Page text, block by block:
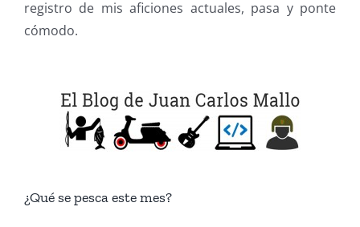
registro de mis aficiones actuales, pasa y ponte
cómodo.
¿Qué se pesca este mes?